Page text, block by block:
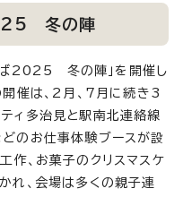
冬の陣
ば2025 冬の陣」を開催し
開催は、2月、7月に続き3
ィ多治見と駅南北連絡線
のお仕事体験ブースが設
作、お菓子のクリスマスケ
れ、会場は多くの親子連